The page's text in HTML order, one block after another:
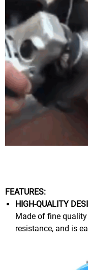
FEATURES:
HIGH-QUALITY
Made of fine
resistance, and is